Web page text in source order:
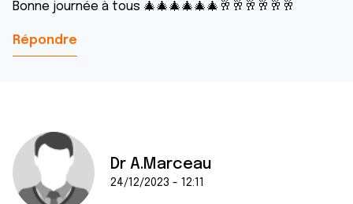
Bonne journée à tous 🎄🎄🎄🎄🎄🎄🥂🥂🥂🥂🥂🥂
Répondre
Dr A.Marceau
24/12/2023 - 12:11